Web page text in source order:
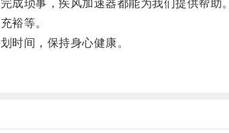
琐事，疾风加速器都能为我们提供帮助。
裕等。
间，保持身心健康。